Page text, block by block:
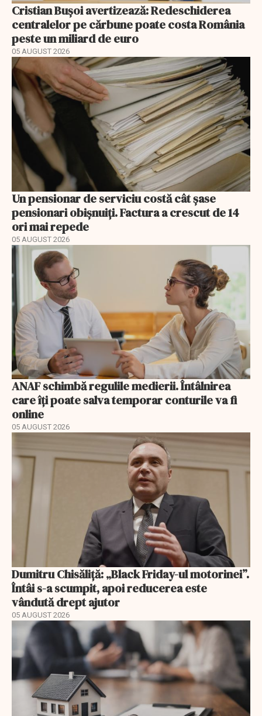
Cristian Bușoi avertizează: Redeschiderea
centralelor pe cărbune poate costa România
peste un miliard de euro
05 AUGUST 2026
Un pensionar de serviciu costă cât șase
pensionari obișnuiți. Factura a crescut de 14
ori mai repede
05 AUGUST 2026
ANAF schimbă regulile medierii. Întâlnirea
care îți poate salva temporar conturile va fi
online
05 AUGUST 2026
Dumitru Chisăliță: „Black Friday-ul motorinei”.
Întâi s-a scumpit, apoi reducerea este
vândută drept ajutor
05 AUGUST 2026